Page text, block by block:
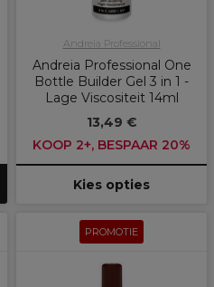
Andreia Professional
Andreia Professional One
Bottle Builder Gel 3 in 1 -
Lage Viscositeit 14ml
13,49 €
KOOP 2+, BESPAAR 20%
Kies opties
PROMOTIE